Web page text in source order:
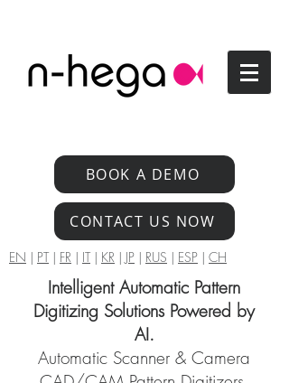
BOOK A DEMO
CONTACT US NOW
EN | PT| FR | IT| KR | JP | RUS | ESP | CH
Intelligent Automatic Pattern
Digitizing Solutions Powered by
AI.
Automatic Scanner & Camera